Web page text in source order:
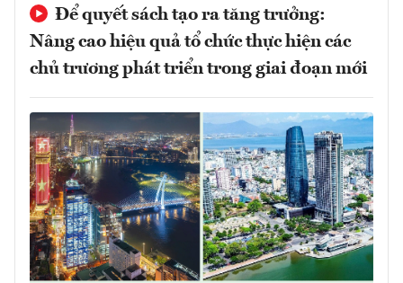
Để quyết sách tạo ra tăng trưởng:
Nâng cao hiệu quả tổ chức thực hiện các
chủ trương phát triển trong giai đoạn mới